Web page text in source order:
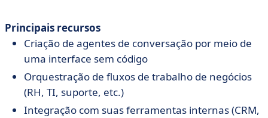
Principais recursos
Criação de agentes de conversação por meio de
uma interface sem código
Orquestração de fluxos de trabalho de negócios
(RH, TI, suporte, etc.)
Integração com suas ferramentas internas (CRM,